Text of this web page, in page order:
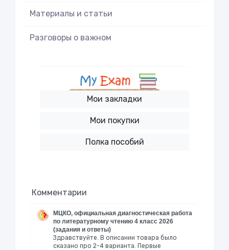
Материалы и статьи
Разговоры о важном
Мои закладки
Мои покупки
Полка пособий
Комментарии
МЦКО, официальная диагностическая работа
по литературному чтению 4 класс 2026
(задания и ответы)
Здравствуйте. В описании товара было
сказано про 2-4 варианта. Первые